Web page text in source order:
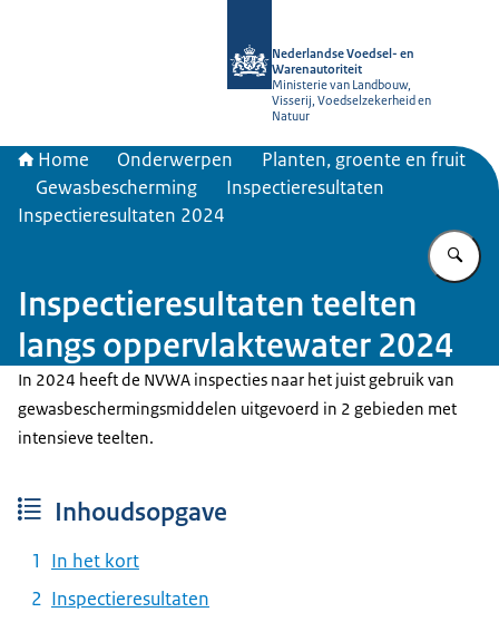
Nederlandse Voedsel- en
Warenautoriteit
Ministerie van Landbouw,
Visserij, Voedselzekerheid en
Natuur
Home Onderwerpen
Planten, groente en fruit
Gewasbescherming
Inspectieresultaten
Inspectieresultaten 2024
Inspectieresultaten teelten
langs oppervlaktewater 2024
In 2024 heeft de NVWA inspecties naar het juist gebruik van
gewasbeschermingsmiddelen uitgevoerd in 2 gebieden met
intensieve teelten.
Inhoudsopgave
In het kort
Inspectieresultaten